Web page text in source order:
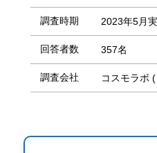
調査時期 2023年5月
回答者数 357名
調査会社 コスモラボ